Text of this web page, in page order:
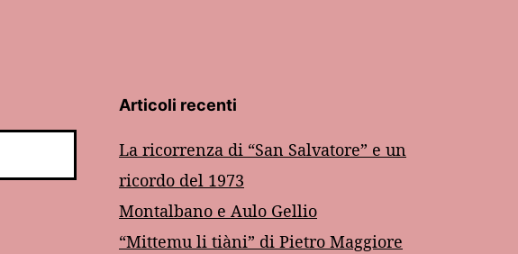
Articoli recenti
La ricorrenza di “San Salvatore” e un
ricordo del 1973
Montalbano e Aulo Gellio
“Mittemu li tiàni” di Pietro Maggiore